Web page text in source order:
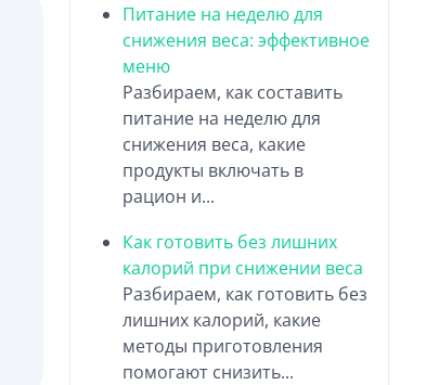
Питание на неделю для
снижения веса: эффективное
меню
Разбираем, как составить
питание на неделю для
снижения веса, какие
продукты включать в
рацион и...
Как готовить без лишних
калорий при снижении веса
Разбираем, как готовить без
лишних калорий, какие
методы приготовления
помогают снизить...